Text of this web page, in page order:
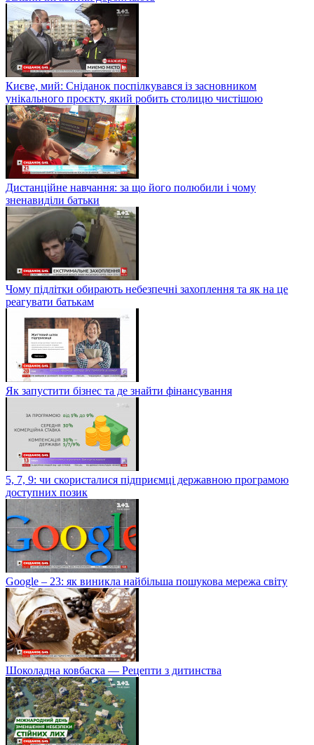
Києве, мий: Сніданок поспілкувався із засновником
унікального проєкту, який робить столицю чистішою
Дистанційне навчання: за що його полюбили і чому
зненавиділи батьки
Чому підлітки обирають небезпечні захоплення та як на це
реагувати батькам
Як запустити бізнес та де знайти фінансування
5, 7, 9: чи скористалися підприємці державною програмою
доступних позик
Google – 23: як виникла найбільша пошукова мережа світу
Шоколадна ковбаска — Рецепти з дитинства